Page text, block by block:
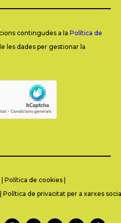
contingudes a la Política de
les dades per gestionar la
Política de cookies
Política de privacitat per a xarxes